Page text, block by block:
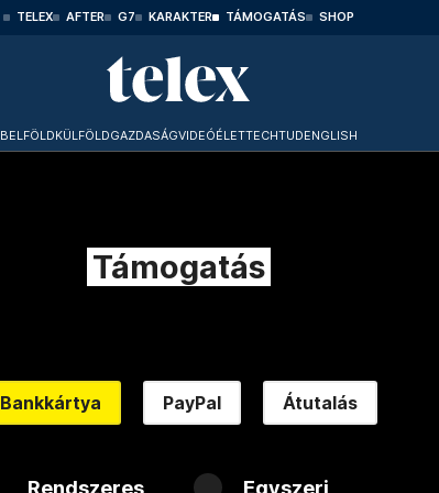
TELEX AFTER G7 KARAKTER TÁMOGATÁS SHOP
BELFÖLDKÜLFÖLDGAZDASÁGVIDEÓÉLETTECHTUDENGLISH
Támogatás
Bankkártya PayPal Átutalás
Rendszeres Egyszeri